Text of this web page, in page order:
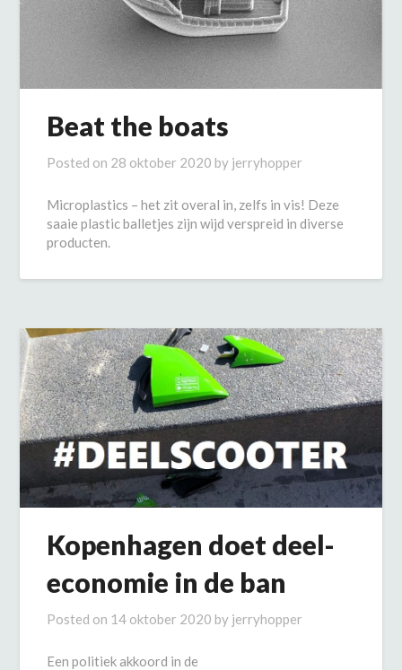
Beat the boats
Posted on 28 oktober 2020 by jerryhopper
Microplastics – het zit overal in, zelfs in vis! Deze
saaie plastic balletjes zijn wijd verspreid in diverse
producten.
Kopenhagen doet deel-
economie in de ban
Posted on 14 oktober 2020 by jerryhopper
Een politiek akkoord in de